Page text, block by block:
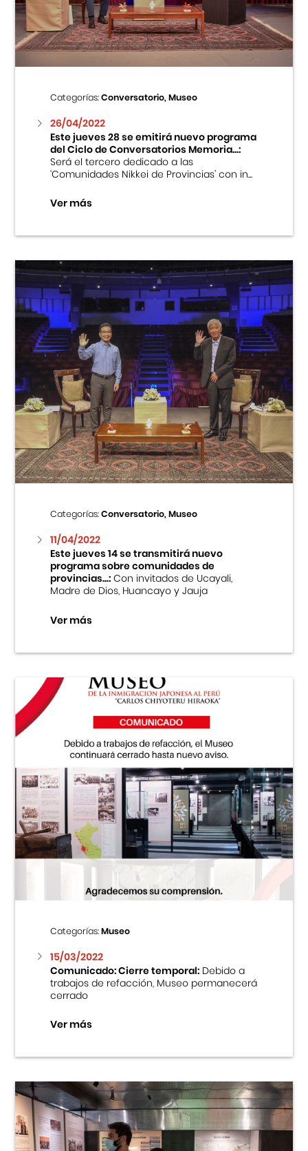
Centro Cultural Peruano Japonés
Museo de la Inmigración Japonesa
Fondo Editorial
Teatro Peruano Japonés
Categorías:Conversatorio, Museo
26/04/2022
Este jueves 28 se emitirá nuevo programa
del Ciclo de Conversatorios Memoria...:
Será el tercero dedicado a las
‘Comunidades Nikkei de Provincias’ con in...
Ver más
Categorías:Conversatorio, Museo
11/04/2022
Este jueves 14 se transmitirá nuevo
programa sobre comunidades de
provincias...:Con invitados de Ucayali,
Madre de Dios, Huancayo y Jauja
Ver más
Categorías:Museo
15/03/2022
Comunicado: Cierre temporal:Debido a
trabajos de refacción, Museo permanecerá
cerrado
Ver más